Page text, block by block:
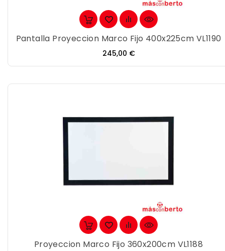
Pantalla Proyeccion Marco Fijo 400x225cm VL1190
Precio
245,00 €
Proyeccion Marco Fijo 360x200cm VL1188